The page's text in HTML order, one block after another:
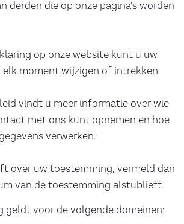
derden die op onze pagina's worden
op onze website kunt u uw
moment wijzigen of intrekken.
vindt u meer informatie over wie
met ons kunt opnemen en hoe
verwerken.
over uw toestemming, vermeld dan
van de toestemming alstublieft.
geldt voor de volgende domeinen: